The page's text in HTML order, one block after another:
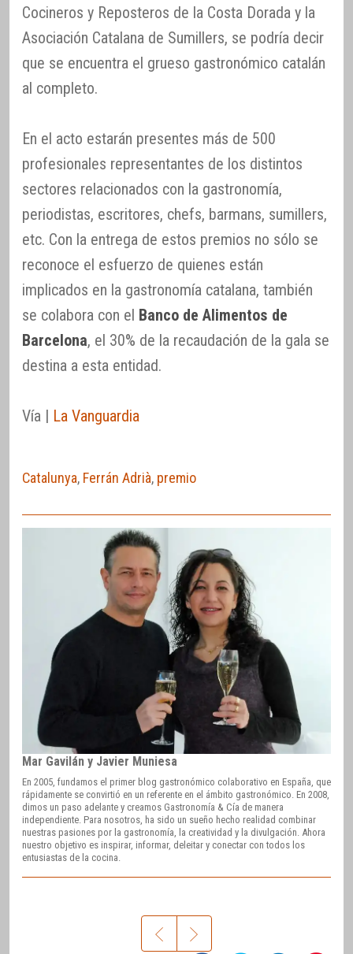
Cocineros y Reposteros de la Costa Dorada y la
Asociación Catalana de Sumillers, se podría decir
que se encuentra el grueso gastronómico catalán
al completo.
En el acto estarán presentes más de 500
profesionales representantes de los distintos
sectores relacionados con la gastronomía,
periodistas, escritores, chefs, barmans, sumillers,
etc. Con la entrega de estos premios no sólo se
reconoce el esfuerzo de quienes están
implicados en la gastronomía catalana, también
se colabora con el Banco de Alimentos de
Barcelona, el 30% de la recaudación de la gala se
destina a esta entidad.
Vía | La Vanguardia
Catalunya, Ferrán Adrià, premio
Mar Gavilán y Javier Muniesa
En 2005, fundamos el primer blog gastronómico colaborativo en España, que
rápidamente se convirtió en un referente en el ámbito gastronómico. En 2008,
dimos un paso adelante y creamos Gastronomía & Cía de manera
independiente. Para nosotros, ha sido un sueño hecho realidad combinar
nuestras pasiones por la gastronomía, la creatividad y la divulgación. Ahora
nuestro objetivo es inspirar, informar, deleitar y conectar con todos los
entusiastas de la cocina.